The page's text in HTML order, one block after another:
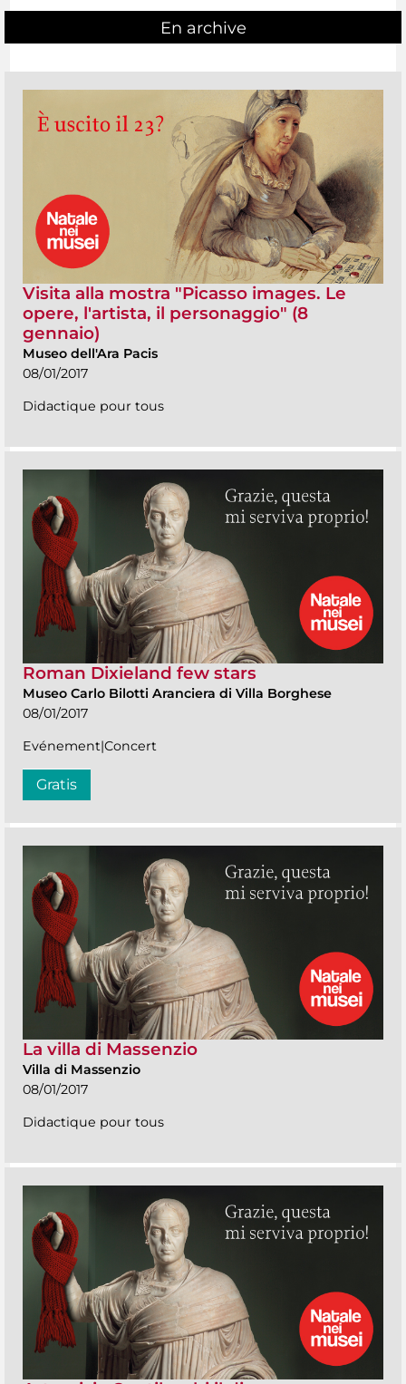
En archive
Visita alla mostra "Picasso images. Le
opere, l'artista, il personaggio" (8
gennaio)
Museo dell'Ara Pacis
08/01/2017
Didactique pour tous
Roman Dixieland few stars
Museo Carlo Bilotti Aranciera di Villa Borghese
08/01/2017
Evénement|Concert
Gratis
La villa di Massenzio
Villa di Massenzio
08/01/2017
Didactique pour tous